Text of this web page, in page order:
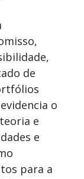
de
o
e
e
para a